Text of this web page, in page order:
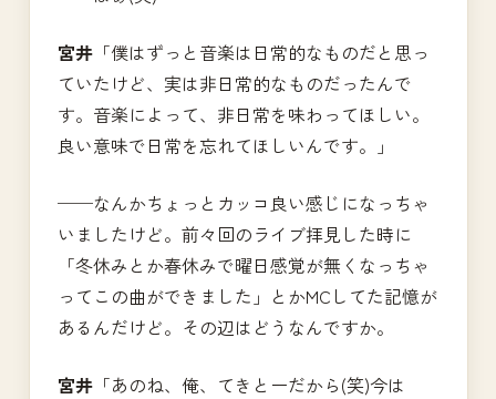
宮井 「僕はずっと音楽は日常的なものだと思っ
ていたけど、実は非日常的なものだったんで
す。音楽によって、非日常を味わってほしい。
良い意味で日常を忘れてほしいんです。」
──なんかちょっとカッコ良い感じになっちゃ
いましたけど。前々回のライブ拝見した時に
「冬休みとか春休みで曜日感覚が無くなっちゃ
ってこの曲ができました」とかMCしてた記憶が
あるんだけど。その辺はどうなんですか。
宮井 「あのね、俺、てきとーだから(笑)今は